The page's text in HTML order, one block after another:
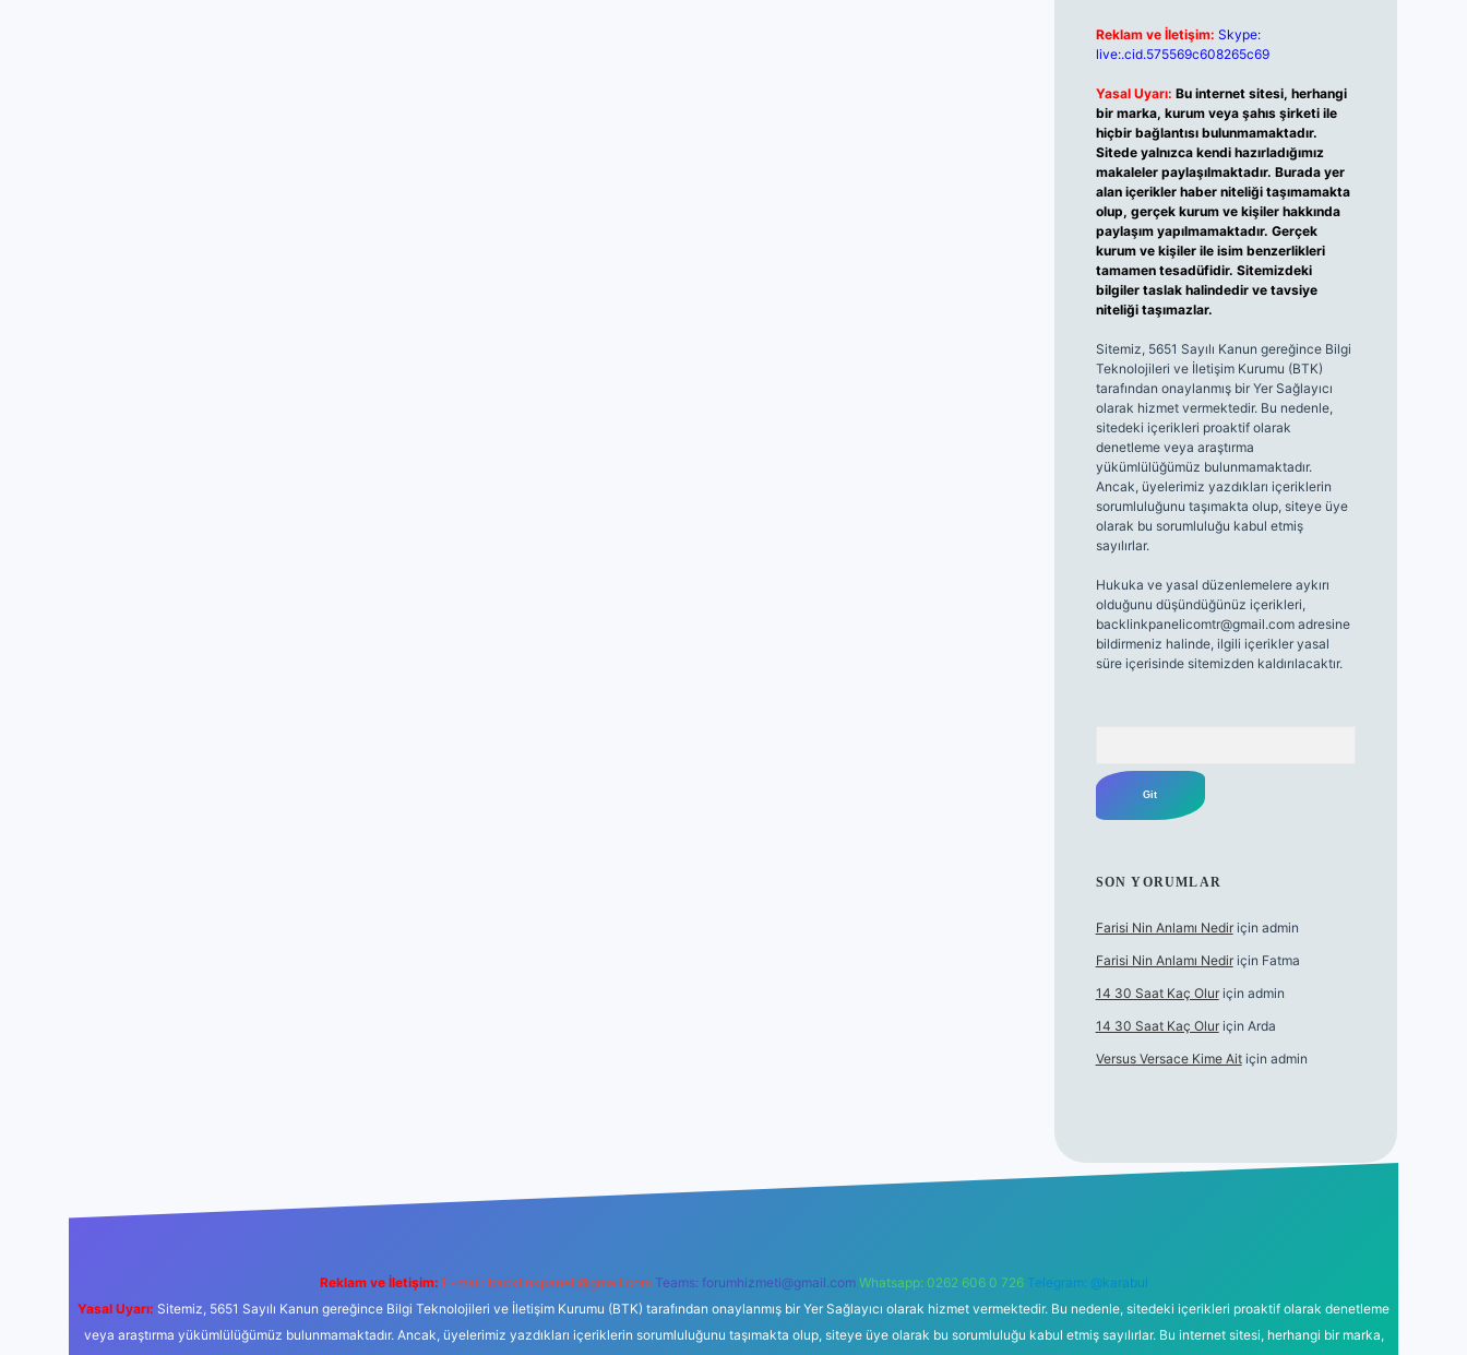
Reklam ve İletişim: Skype:
live:.cid.575569c608265c69
Yasal Uyarı: Bu internet sitesi, herhangi
bir marka, kurum veya şahıs şirketi ile
hiçbir bağlantısı bulunmamaktadır.
Sitede yalnızca kendi hazırladığımız
makaleler paylaşılmaktadır. Burada yer
alan içerikler haber niteliği taşımamakta
olup, gerçek kurum ve kişiler hakkında
paylaşım yapılmamaktadır. Gerçek
kurum ve kişiler ile isim benzerlikleri
tamamen tesadüfidir. Sitemizdeki
bilgiler taslak halindedir ve tavsiye
niteliği taşımazlar.
Sitemiz, 5651 Sayılı Kanun gereğince Bilgi
Teknolojileri ve İletişim Kurumu (BTK)
tarafından onaylanmış bir Yer Sağlayıcı
olarak hizmet vermektedir. Bu nedenle,
sitedeki içerikleri proaktif olarak
denetleme veya araştırma
yükümlülüğümüz bulunmamaktadır.
Ancak, üyelerimiz yazdıkları içeriklerin
sorumluluğunu taşımakta olup, siteye üye
olarak bu sorumluluğu kabul etmiş
sayılırlar.
Hukuka ve yasal düzenlemelere aykırı
olduğunu düşündüğünüz içerikleri,
backlinkpanelicomtr@gmail.comadresine
bildirmeniz halinde, ilgili içerikler yasal
süre içerisinde sitemizden kaldırılacaktır.
SON YORUMLAR
Farisi Nin Anlamı Nediriçin admin
Farisi Nin Anlamı Nediriçin Fatma
14 30 Saat Kaç Oluriçin admin
14 30 Saat Kaç Oluriçin Arda
Versus Versace Kime Aitiçin admin
Reklam ve İletişim: E-mail: backlinkpaneli@gmail.com Teams: forumhizmeti@gmail.com Whatsapp: 0262 606 0 726 Telegram: @karabul
Yasal Uyarı: Sitemiz, 5651 Sayılı Kanun gereğince Bilgi Teknolojileri ve İletişim Kurumu (BTK) tarafından onaylanmış bir Yer Sağlayıcı olarak hizmet vermektedir. Bu nedenle, sitedeki içerikleri proaktif olarak denetleme
veya araştırma yükümlülüğümüz bulunmamaktadır. Ancak, üyelerimiz yazdıkları içeriklerin sorumluluğunu taşımakta olup, siteye üye olarak bu sorumluluğu kabul etmiş sayılırlar. Bu internet sitesi, herhangi bir marka,